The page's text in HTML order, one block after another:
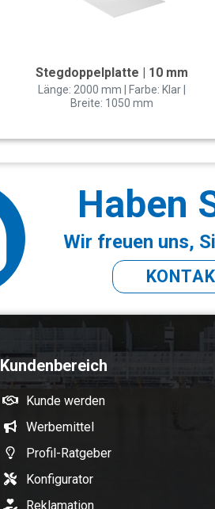
Stegdoppelplatte | 10 mm
Länge: 2000 mm | Farbe: Klar |
Breite: 1050 mm
Haben
Wir freuen uns,
Kundenbereich
Kunde werden
Werbemittel
Profil-Ratgeber
Konfigurator
Reklamation